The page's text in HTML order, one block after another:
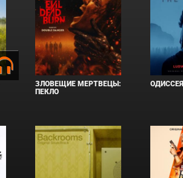
ЗЛОВЕЩИЕ МЕРТВЕЦЫ:
ПЕКЛО
ОДИССЕЯ